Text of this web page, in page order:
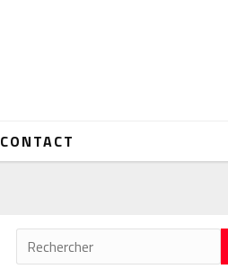
CONTACT